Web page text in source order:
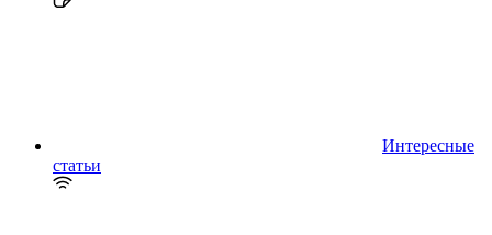
Интересные
статьи